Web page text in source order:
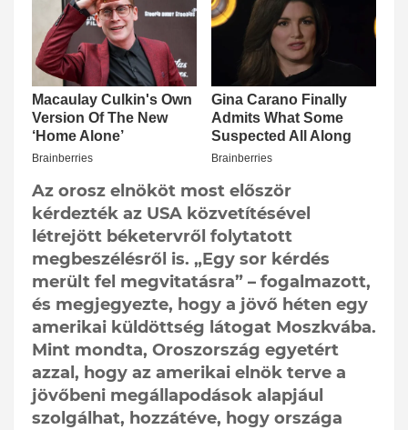
Az orosz elnököt most először
kérdezték az USA közvetítésével
létrejött béketervről folytatott
megbeszélésről is. „Egy sor kérdés
merült fel megvitatásra” – fogalmazott,
és megjegyezte, hogy a jövő héten egy
amerikai küldöttség látogat Moszkvába.
Mint mondta, Oroszország egyetért
azzal, hogy az amerikai elnök terve a
jövőbeni megállapodások alapjául
szolgálhat, hozzátéve, hogy országa